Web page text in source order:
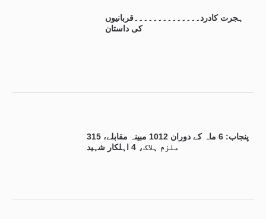
ہجرت کادرد۔۔۔۔۔۔۔۔۔۔۔۔۔۔قربانیوں
کی داستان
پنجاب: 6 ماہ کے دوران 1012 مبینہ مقابلے، 315
ملزم ہلاک، 4 اہلکار شہید